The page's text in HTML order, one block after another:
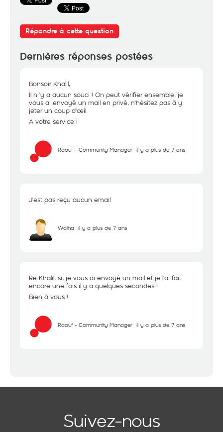
Répondre à cette question
Dernières réponses postées
Bonsoir Khalil,
Il n 'y a aucun souci ! On peut vérifier ensemble, je
vous ai envoyé un mail en privé, n'hésitez pas à y
jeter un coup d'œil.
A votre service !
Raouf - Community Manager il y a plus de 7 ans
J'est pas reçu aucun email
Walha il y a plus de 7 ans
Re Khalil, si, je vous ai envoyé un mail et je l'ai fait
encore une fois il y a quelques secondes !
Bien à vous !
Raouf - Community Manager il y a plus de 7 ans
Suivez-nous